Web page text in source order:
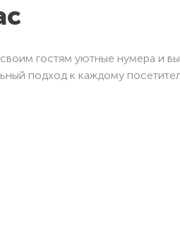
гостям уютные нумера и
подход к каждому